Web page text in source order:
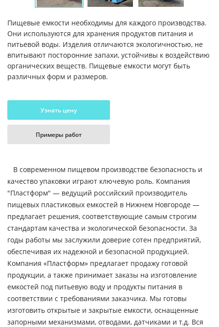
Пищевые емкости необходимы для каждого производства.
Они используются для хранения продуктов питания и
питьевой воды. Изделия отличаются экологичностью, не
впитывают посторонние запахи, устойчивы к воздействию
органических веществ. Пищевые емкости могут быть
различных форм и размеров.
Узнать цену
Примеры работ
В современном пищевом производстве безопасность и
качество упаковки играют ключевую роль. Компания
"Пластформ" — ведущий российский производитель
пищевых пластиковых емкостей в Нижнем Новгороде —
предлагает решения, соответствующие самым строгим
стандартам качества и экологической безопасности. За
годы работы мы заслужили доверие сотен предприятий,
обеспечивая их надежной и безопасной продукцией.
Компания «Пластформ» предлагает продажу готовой
продукции, а также принимает заказы на изготовление
емкостей под питьевую воду и продукты питания в
соответствии с требованиями заказчика. Мы готовы
изготовить открытые и закрытые емкости, оснащенные
запорными механизмами, отводами, датчиками и т.д. Вся